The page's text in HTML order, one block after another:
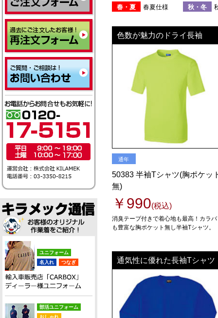
春・夏 春夏仕様 秋・冬
色数が魅力のドライ長袖
通年
50383 半袖Tシャツ(胸ポケッ
無)
￥990(税込)
消臭テープ付きで着心地も最高！カラ
も豊富な胸ポケット無し半袖Tシャツ。
通気性に優れた長袖Tシャツ
ユニフォーム
名入れ
つなぎ
部活ユニフォーム
おしゃれ